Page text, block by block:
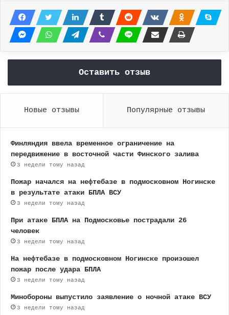
Оставить отзыв
Новые отзывы Популярные отзывы
Финляндия ввела временное ограничение на
передвижение в восточной части Финского залива
3 недели тому назад
Пожар начался на нефтебазе в подмосковном Ногинске
в результате атаки БПЛА ВСУ
3 недели тому назад
При атаке БПЛА на Подмосковье пострадали 26
человек
3 недели тому назад
На нефтебазе в подмосковном Ногинске произошел
пожар после удара БПЛА
3 недели тому назад
Минобороны выпустило заявление о ночной атаке ВСУ
3 недели тому назад